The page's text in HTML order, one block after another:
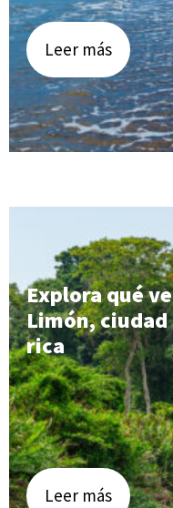
Leer más
Explora qué
Limón, ciudad
rica
Leer más